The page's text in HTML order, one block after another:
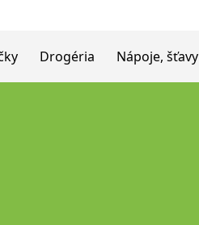
Drogéria Nápoje, šťavy